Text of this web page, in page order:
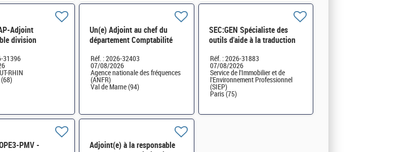
Adjoint
division
Professionnelle
31396
RHIN
Un(e) Adjoint au chef du
département Comptabilité
Réf. : 2026-32403
07/08/2026
Agence nationale des fréquences
(ANFR)
Val de Marne (94)
SEC:GEN Spécialiste des
outils d'aide à la traduction
Réf. : 2026-31883
07/08/2026
Service de l'Immobilier et de
l'Environnement Professionnel
(SIEP)
Paris (75)
PMV -
Adjoint(e) à la responsable